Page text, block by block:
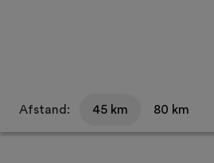
Afstand: 45 km 80 km